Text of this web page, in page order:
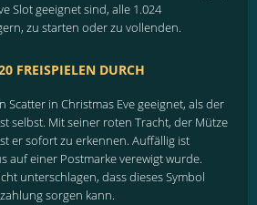
Slot geeignet sind, alle 1.024
zu starten oder zu vollenden.
FREISPIELEN DURCH
Scatter in Christmas Eve geeignet, als der
selbst. Mit seiner roten Tracht, der Mütze
er sofort zu erkennen. Auffällig ist
auf einer Postmarke verewigt wurde.
unterschlagen, dass dieses Symbol
sorgen kann.